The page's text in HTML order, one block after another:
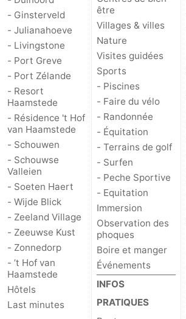
- Ginsterveld
- Julianahoeve
- Livingstone
- Port Greve
- Port Zélande
- Resort
Haamstede
- Résidence 't Hof
van Haamstede
- Schouwen
- Schouwse
Valleien
- Soeten Haert
- Wijde Blick
- Zeeland Village
- Zeeuwse Kust
- Zonnedorp
- ’t Hof van
Haamstede
Hôtels
Last minutes
être
Villages & villes
Nature
Visites guidées
Sports
- Piscines
- Faire du vélo
- Randonnée
- Équitation
- Terrains de golf
- Surfen
- Peche Sportive
- Equitation
Immersion
Observation des
phoques
Boire et manger
Événements
INFOS
PRATIQUES